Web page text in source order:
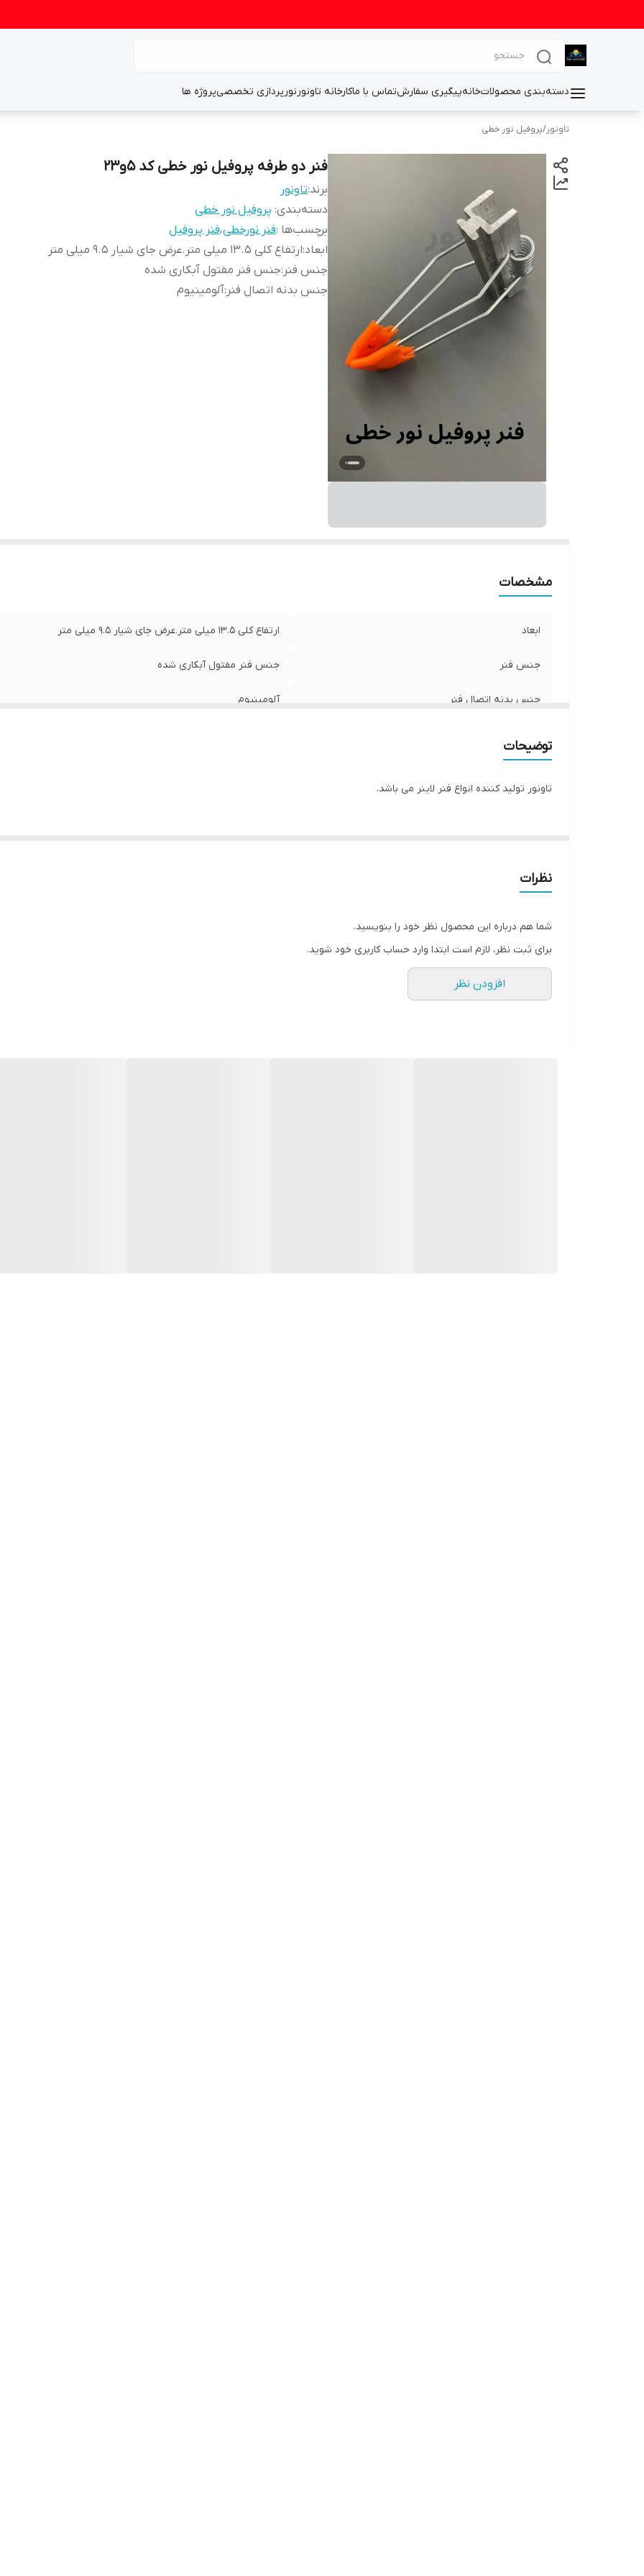
دسته‌بندی محصولاتخانهپیگیری سفارشتماس با ماکارخانه تاونورنورپردازی تخصصیپروژه ها
تاونور/پروفیل نور خطی
فنر دو طرفه پروفیل نور خطی کد 5و23
برند:تاونور
دسته‌بندی: پروفیل نور خطی
برچسب‌ها :فنر نورخطی،فنر پروفیل
ابعاد:ارتفاع کلی 13.5 میلی متر.عرض جای شیار 9.5 میلی متر
جنس فنر :جنس فنر مفتول آبکاری شده
جنس بدنه اتصال فنر :آلومینیوم
مشخصات
ابعاد ارتفاع کلی 13.5 میلی متر.عرض جای شیار 9.5 میلی متر
جنس فنر جنس فنر مفتول آبکاری شده
جنس بدنه اتصال فنر آلومینیوم
توضیحات
تاونور تولید کننده انواع فنر لاینر می باشد.
نظرات
شما هم درباره این محصول نظر خود را بنویسید.
برای ثبت نظر، لازم است ابتدا وارد حساب کاربری خود شوید.
افزودن نظر